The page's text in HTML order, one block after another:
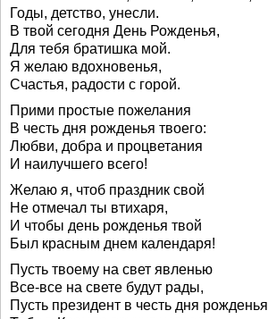
Годы, детство, унесли.
В твой сегодня День Рожденья,
Для тебя братишка мой.
Я желаю вдохновенья,
Счастья, радости с горой.
Прими простые пожелания
В честь дня рожденья твоего:
Любви, добра и процветания
И наилучшего всего!
Желаю я, чтоб праздник свой
Не отмечал ты втихаря,
И чтобы день рожденья твой
Был красным днем календаря!
Пусть твоему на свет явленью
Все-все на свете будут рады,
Пусть президент в честь дня рожденья